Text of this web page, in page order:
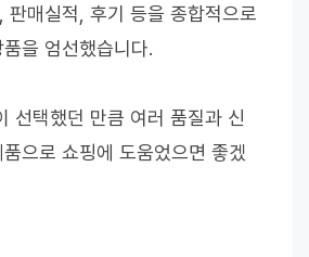
판매실적, 후기 등을 종합적으로
을 엄선했습니다.
선택했던 만큼 여러 품질과 신
으로 쇼핑에 도움었으면 좋겠